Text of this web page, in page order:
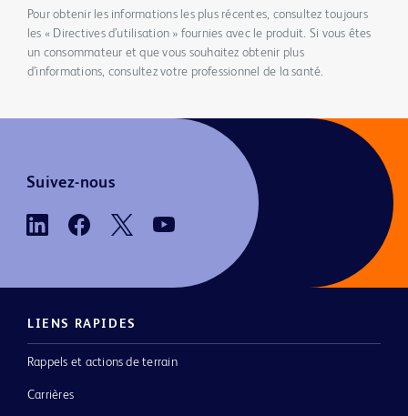
Pour obtenir les informations les plus récentes, consultez toujours
les « Directives d’utilisation » fournies avec le produit. Si vous êtes
un consommateur et que vous souhaitez obtenir plus
d’informations, consultez votre professionnel de la santé.
Suivez-nous
LIENS RAPIDES
Rappels et actions de terrain
Carrières